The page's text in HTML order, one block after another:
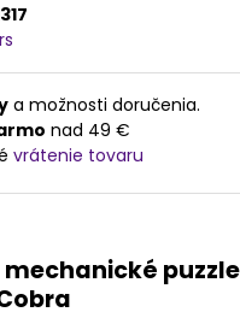
a možnosti doručenia.
nad 49 €
vrátenie tovaru
mechanické